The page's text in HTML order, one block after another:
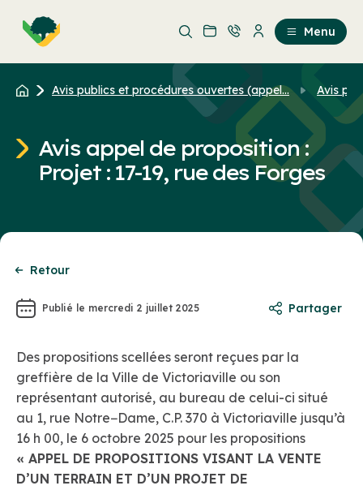
contenu
au
contenu
Menu
Avis publics et procédures ouvertes (appel... Avis
Avis appel de proposition :
Projet : 17-19, rue des Forges
Retour
Publié le mercredi 2 juillet 2025 Partager
Des propositions scellées seront reçues par la
greffière de la Ville de Victoriaville ou son
représentant autorisé, au bureau de celui-ci situé
au 1, rue Notre−Dame, C.P. 370 à Victoriaville jusqu’à
16 h 00, le 6 octobre 2025 pour les propositions
« APPEL DE PROPOSITIONS VISANT LA VENTE
D’UN TERRAIN ET D’UN PROJET DE